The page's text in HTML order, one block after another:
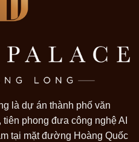
là dự án thành phố văn
phong đưa công nghệ AI
tại mặt đường Hoàng Quốc